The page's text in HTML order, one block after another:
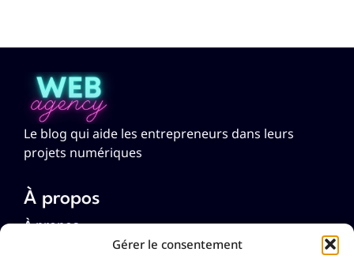
Gérer le consentement
Le blog qui aide les entrepreneurs dans leurs
projets numériques
À propos
À propos